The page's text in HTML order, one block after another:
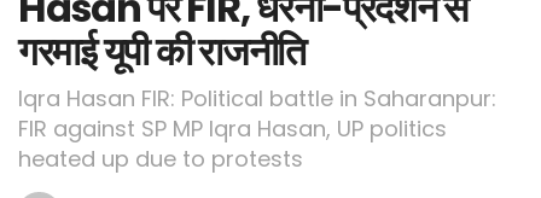
गरमाई यूपी की राजनीति
Iqra Hasan FIR: Political battle in Saharanpur:
FIR against SP MP Iqra Hasan, UP politics
heated up due to protests